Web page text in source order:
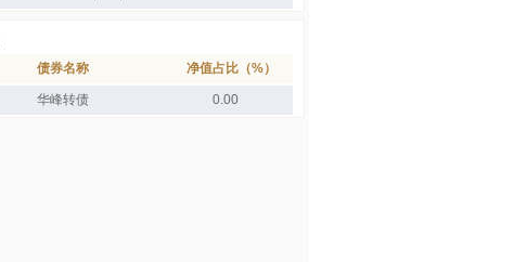
债券名称 净值占比（%）
华峰转债 0.00